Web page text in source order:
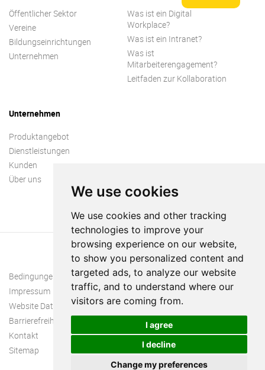
We use cookies
We use cookies and other tracking
technologies to improve your
browsing experience on our website,
to show you personalized content and
targeted ads, to analyze our website
traffic, and to understand where our
visitors are coming from.
I agree
I decline
Change my preferences
Öffentlicher Sektor
Vereine
Bildungseinrichtungen
Unternehmen
Was ist ein Digital
Workplace?
Was ist ein Intranet?
Was ist
Mitarbeiterengagement?
Leitfaden zur Kollaboration
Unternehmen
Produktangebot
Dienstleistungen
Kunden
Über uns
Bedingungen und Konditionen
Impressum
Website Datenschutzrichtlinie
Barrierefreiheit
Kontakt
Sitemap